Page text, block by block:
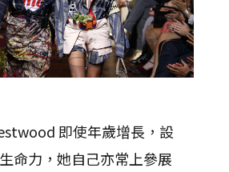
即使年歲增長，設
命力，她自己亦常上參展